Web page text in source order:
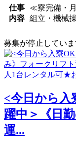
仕事
内容
≪寮完備・
組立・機械
募集が停止していま
<今日から入
躍中＞《日
運...